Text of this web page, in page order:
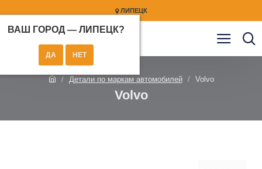
ЛИПЕЦК
ВАШ ГОРОД — ЛИПЕЦК?
Детали по маркам автомобилей Volvo
Volvo